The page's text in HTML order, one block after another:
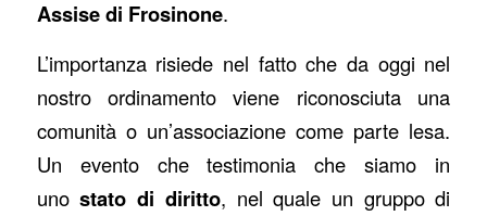
Assise di Frosinone.
L’importanza risiede nel fatto che da oggi nel
nostro ordinamento viene riconosciuta una
comunità o un’associazione come parte lesa.
Un evento che testimonia che siamo in
unostato di diritto, nel quale un gruppo di